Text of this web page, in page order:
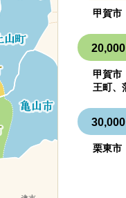
甲賀市
甲賀市
王町、
栗東市